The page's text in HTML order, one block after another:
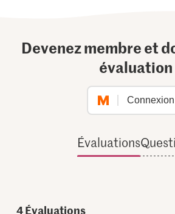
Devenez membre et
évaluation
Connexion
Évaluations
4Évaluations